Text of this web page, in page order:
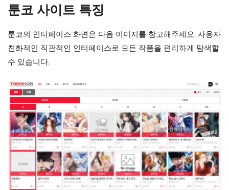
툰코 사이트 특징
툰코의 인터페이스 화면은 다음 이미지를 참고해주세요. 사용자
친화적인 직관적인 인터페이스로 모든 작품을 편리하게 탐색할
수 있습니다.